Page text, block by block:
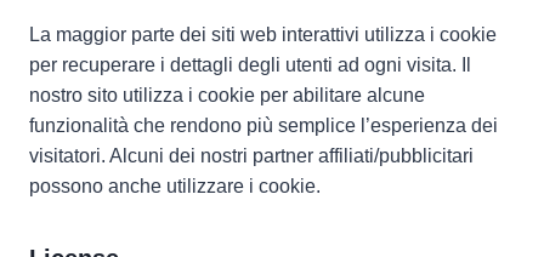
La maggior parte dei siti web interattivi utilizza i cookie
per recuperare i dettagli degli utenti ad ogni visita. Il
nostro sito utilizza i cookie per abilitare alcune
funzionalità che rendono più semplice l’esperienza dei
visitatori. Alcuni dei nostri partner affiliati/pubblicitari
possono anche utilizzare i cookie.